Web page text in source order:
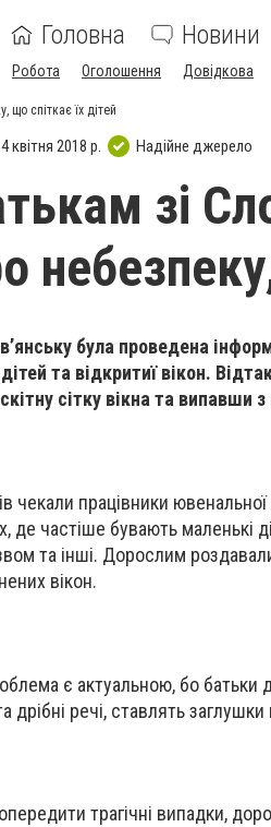
Головна Новини
Робота Оголошення Довідкова
що спіткає їх дітей
квітня 2018 р. Надійне джерело
зі
була проведена
дітей та відкритиї вікон.
сітку вікна та випавши з
чекали працівники
де частіше бувають маленькі
та інші. Дорослим
вікон.
є актуальною, бо батьки
дрібні речі, ставлять
трагічні випадки,